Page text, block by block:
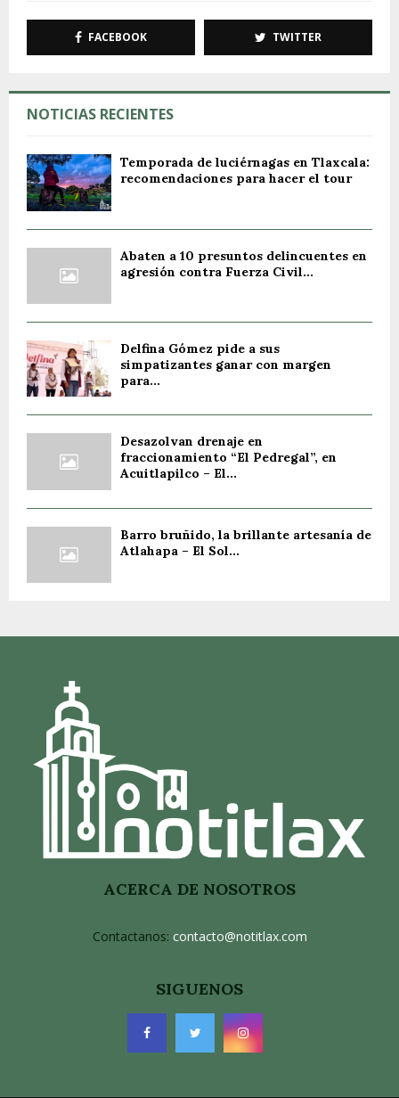
FACEBOOK TWITTER
NOTICIAS RECIENTES
Temporada de luciérnagas en Tlaxcala:
recomendaciones para hacer el tour
Abaten a 10 presuntos delincuentes en
agresión contra Fuerza Civil...
Delfina Gómez pide a sus
simpatizantes ganar con margen
para...
Desazolvan drenaje en
fraccionamiento “El Pedregal”, en
Acuitlapilco – El...
Barro bruñido, la brillante artesanía de
Atlahapa – El Sol...
ACERCA DE NOSOTROS
Contactanos: contacto@notitlax.com
SIGUENOS